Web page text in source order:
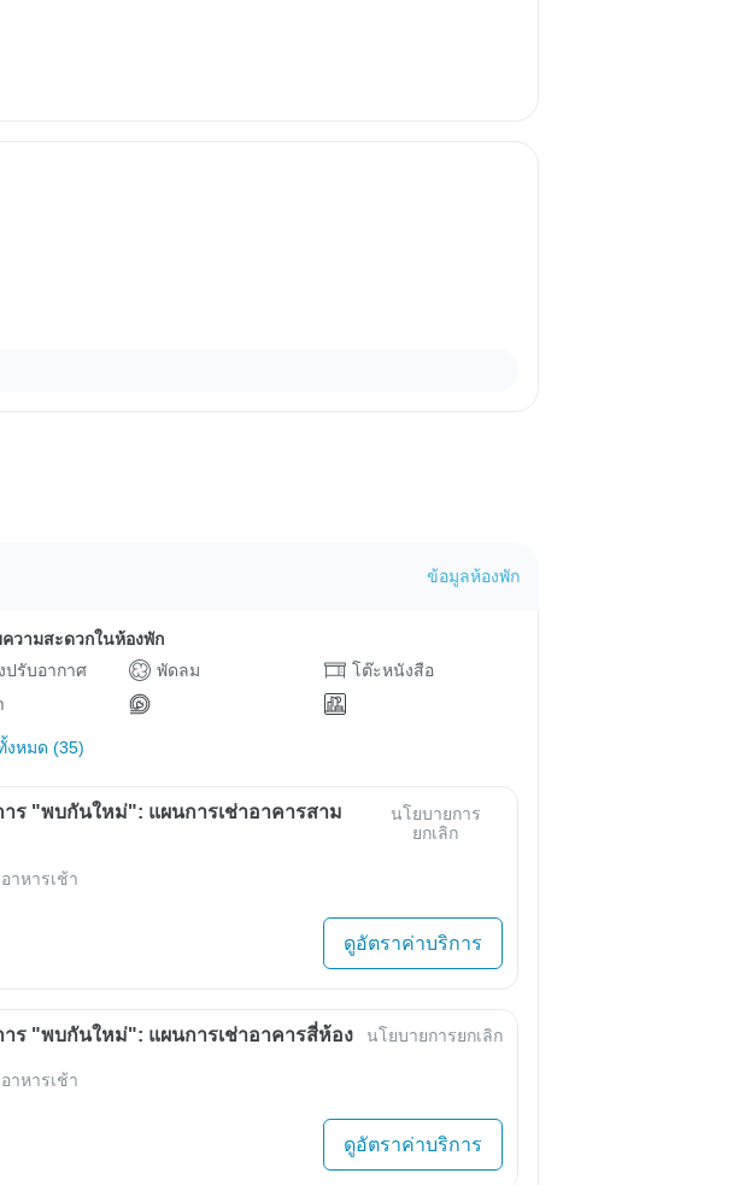
ข้อมูลห้องพัก
วามสะดวกในห้องพัก
ปรับอากาศ
พัดลม
โต๊ะหนังสือ
งหมด (35)
าร "พบกันใหม่": แผนการเช่าอาคารสาม
นโยบายการ
ยกเลิก
าหารเช้า
ดูอัตราค่าบริการ
าร "พบกันใหม่": แผนการเช่าอาคารสี่ห้อง นโยบายการยกเลิก
าหารเช้า
ดูอัตราค่าบริการ